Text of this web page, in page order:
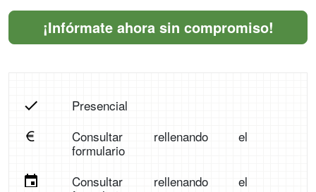
¡Infórmate ahora sin compromiso!
Presencial
Consultar rellenando el
formulario
Consultar rellenando el